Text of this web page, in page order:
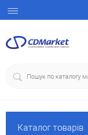
Каталог товарів